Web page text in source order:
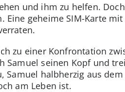
und ihm zu helfen.
Eine geheime SIM-Karte
zu einer Konfrontation
Samuel seinen Kopf und
halbherzig aus
am Leben ist.